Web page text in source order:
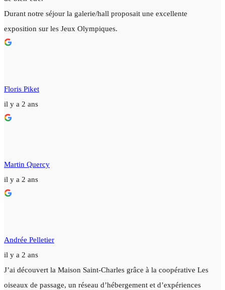
Durant notre séjour la galerie/hall proposait une excellente
exposition sur les Jeux Olympiques.
Floris Piket
il y a 2 ans
Martin Quercy
il y a 2 ans
Andrée Pelletier
il y a 2 ans
J’ai découvert la Maison Saint-Charles grâce à la coopérative Les
oiseaux de passage, un réseau d’hébergement et d’expériences